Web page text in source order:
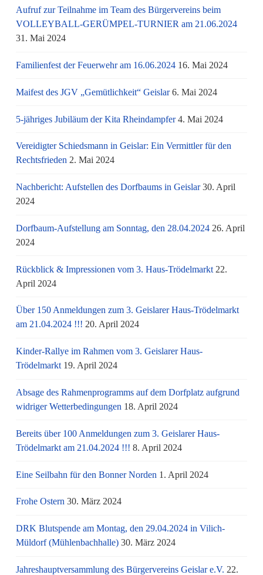
Aufruf zur Teilnahme im Team des Bürgervereins beim
VOLLEYBALL-GERÜMPEL-TURNIER am 21.06.2024
31. Mai 2024
Familienfest der Feuerwehr am 16.06.2024 16. Mai 2024
Maifest des JGV „Gemütlichkeit“ Geislar 6. Mai 2024
5-jähriges Jubiläum der Kita Rheindampfer 4. Mai 2024
Vereidigter Schiedsmann in Geislar: Ein Vermittler für den
Rechtsfrieden 2. Mai 2024
Nachbericht: Aufstellen des Dorfbaums in Geislar 30. April
2024
Dorfbaum-Aufstellung am Sonntag, den 28.04.2024 26. April
2024
Rückblick & Impressionen vom 3. Haus-Trödelmarkt 22.
April 2024
Über 150 Anmeldungen zum 3. Geislarer Haus-Trödelmarkt
am 21.04.2024 !!! 20. April 2024
Kinder-Rallye im Rahmen vom 3. Geislarer Haus-
Trödelmarkt 19. April 2024
Absage des Rahmenprogramms auf dem Dorfplatz aufgrund
widriger Wetterbedingungen 18. April 2024
Bereits über 100 Anmeldungen zum 3. Geislarer Haus-
Trödelmarkt am 21.04.2024 !!! 8. April 2024
Eine Seilbahn für den Bonner Norden 1. April 2024
Frohe Ostern 30. März 2024
DRK Blutspende am Montag, den 29.04.2024 in Vilich-
Müldorf (Mühlenbachhalle) 30. März 2024
Jahreshauptversammlung des Bürgervereins Geislar e.V. 22.